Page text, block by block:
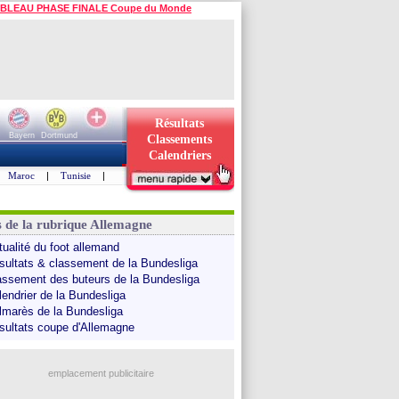
PHASE FINALE Coupe du Monde
Bayern
Dortmund
Résultats
Classements
Calendriers
Maroc | Tunisie |
de la rubrique Allemagne
du foot allemand
& classement de la Bundesliga
des buteurs de la Bundesliga
de la Bundesliga
de la Bundesliga
coupe d'Allemagne
emplacement publicitaire